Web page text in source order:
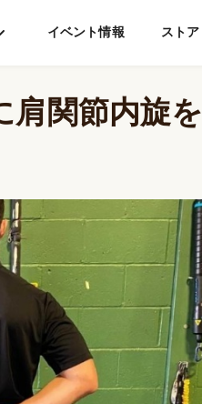
イベント情報 ストア
関節内旋